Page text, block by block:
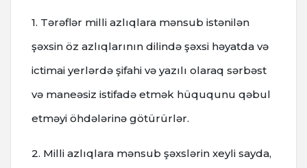
1. Tərəflər milli azlıqlara mənsub istənilən
şəxsin öz azlıqlarının dilində şəxsi həyatda və
ictimai yerlərdə şifahi və yazılı olaraq sərbəst
və maneəsiz istifadə etmək hüququnu qəbul
etməyi öhdələrinə götürürlər.
2. Milli azlıqlara mənsub şəxslərin xeyli sayda,